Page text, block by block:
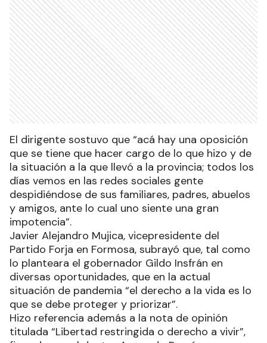
El dirigente sostuvo que “acá hay una oposición
que se tiene que hacer cargo de lo que hizo y de
la situación a la que llevó a la provincia; todos los
días vemos en las redes sociales gente
despidiéndose de sus familiares, padres, abuelos
y amigos, ante lo cual uno siente una gran
impotencia”.
Javier Alejandro Mujica, vicepresidente del
Partido Forja en Formosa, subrayó que, tal como
lo planteara el gobernador Gildo Insfrán en
diversas oportunidades, que en la actual
situación de pandemia “el derecho a la vida es lo
que se debe proteger y priorizar”.
Hizo referencia además a la nota de opinión
titulada “Libertad restringida o derecho a vivir”,